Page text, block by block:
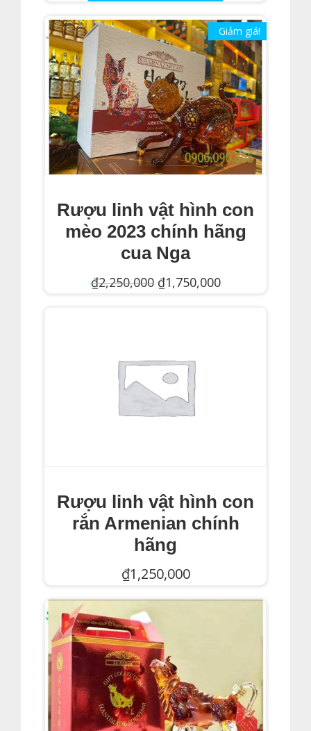
₫1,550,000.
là:
₫1,250,000.
Giảm giá!
Rượu linh vật hình con
mèo 2023 chính hãng
cua Nga
₫2,250,000 Giá
₫1,750,000Giá
Rượu linh vật hình con
rắn Armenian chính
hãng
₫1,250,000
Thêm Vào Giỏ Hàng